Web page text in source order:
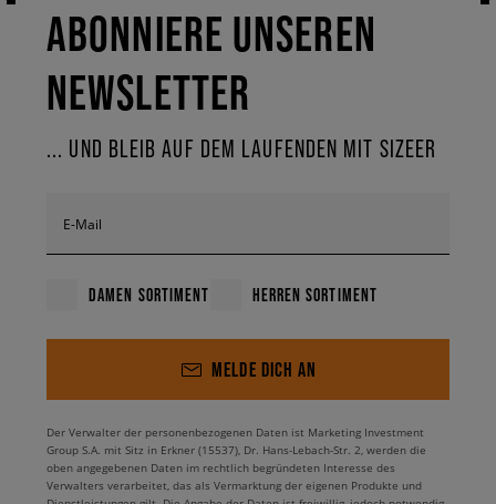
ABONNIERE UNSEREN
NEWSLETTER
... UND BLEIB AUF DEM LAUFENDEN MIT SIZEER
E-Mail
DAMEN SORTIMENT HERREN SORTIMENT
MELDE DICH AN
Der Verwalter der personenbezogenen Daten ist Marketing Investment
Group S.A. mit Sitz in Erkner (15537), Dr. Hans-Lebach-Str. 2, werden die
oben angegebenen Daten im rechtlich begründeten Interesse des
Verwalters verarbeitet, das als Vermarktung der eigenen Produkte und